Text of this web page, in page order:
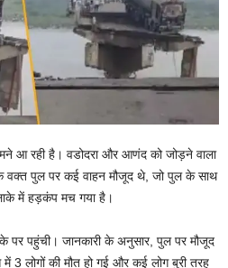
आ रही है। वडोदरा और आणंद को जोड़ने वाला
वक्त पुल पर कई वाहन मौजूद थे, जो पुल के साथ
में हड़कंप मच गया है।
पर पहुंची। जानकारी के अनुसार, पुल पर मौजूद
3 लोगों की मौत हो गई और कई लोग बुरी तरह